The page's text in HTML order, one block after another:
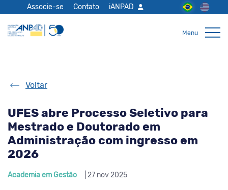
Associe-se Contato iANPAD
Voltar
UFES abre Processo Seletivo para
Mestrado e Doutorado em
Administração com ingresso em
2026
Academia em Gestão | 27 nov 2025